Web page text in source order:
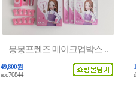
봉봉프렌즈 메이크업박스 ..
49,800원
soo70844